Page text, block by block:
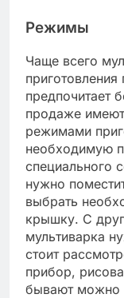
Режимы
Чаще всего
предпочитает
продаже
режимами
необходимую
специального
нужно
выбрать
крышку. С
мультиварка
стоит
прибор,
бывают можно